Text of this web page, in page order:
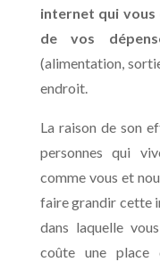
internet qui vous
de vos
(alimentation,
endroit.
La raison de son
personnes qui
comme vous et
faire grandir cette
dans laquelle
coûte une place